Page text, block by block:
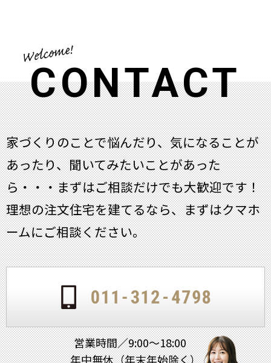
CONTACT
家づくりのことで悩んだり、気になることが
あったり、聞いてみたいことがあった
ら・・・まずはご相談だけでも大歓迎です！
理想の注文住宅を建てるなら、まずはクマホ
ームにご相談ください。
営業時間／9:00～18:00
年中無休（年末年始除く）